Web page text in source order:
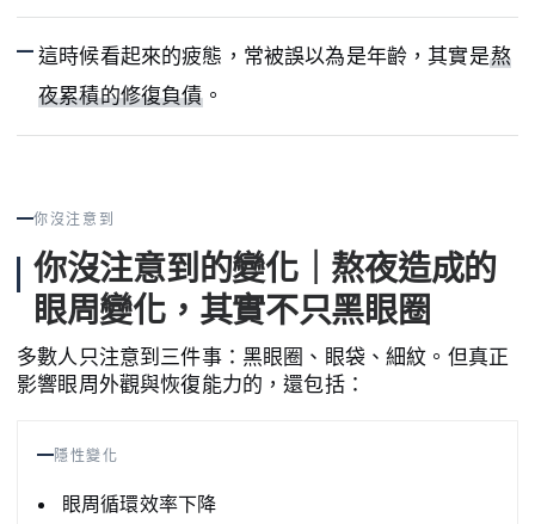
這時候看起來的疲態，常被誤以為是年齡，其實是熬
夜累積的修復負債 。
你沒注意到
你沒注意到的變化｜熬夜造成的
眼周變化，其實不只黑眼圈
多數人只注意到三件事：黑眼圈、眼袋、細紋。但真正
影響眼周外觀與恢復能力的，還包括：
隱性變化
眼周循環效率下降